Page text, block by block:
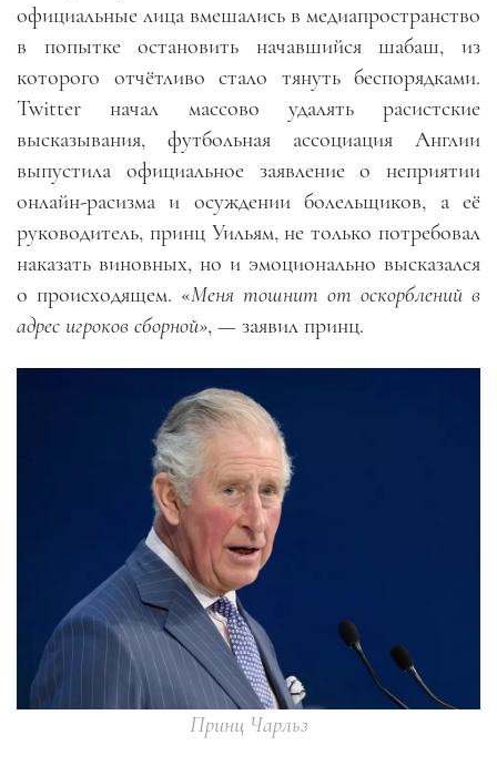
официальные лица вмешались в медиапространство
в попытке остановить начавшийся шабаш, из
которого отчётливо стало тянуть беспорядками.
Twitter начал массово удалять расистские
высказывания, футбольная ассоциация Англии
выпустила официальное заявление о неприятии
онлайн-расизма и осуждении болельщиков, а её
руководитель, принц Уильям, не только потребовал
наказать виновных, но и эмоционально высказался
о происходящем. «Меня тошнит от оскорблений в
адрес игроков сборной», — заявил принц.
Принц Чарльз